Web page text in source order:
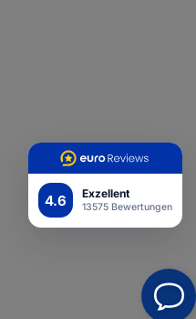
4.6 Exzellent
13575 Bewertungen